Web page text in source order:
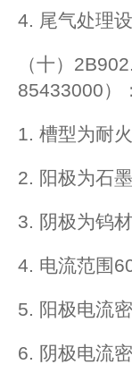
4. 尾气处理设
（十）
85433000）：
1. 槽型为耐
2. 阳极为石
3. 阴极为钨材
4. 电流范围
5. 阳极电流
6. 阴极电流